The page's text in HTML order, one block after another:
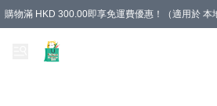
購物滿 HKD 300.00即享免運費優惠！（適用於 本